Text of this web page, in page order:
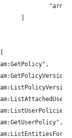
					]
"iam:GetPolicy",
"iam:GetUserPolicy",